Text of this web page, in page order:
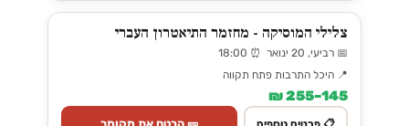
צלילי המוסיקה - מחזמר התיאטרון העברי
📅 רביעי, 20 ינואר ⏰ 18:00
📍 היכל התרבות פתח תקווה
145–255 ₪